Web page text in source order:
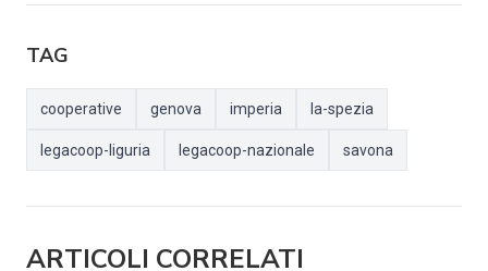
TAG
cooperative genova imperia la-spezia
legacoop-liguria legacoop-nazionale savona
ARTICOLI CORRELATI